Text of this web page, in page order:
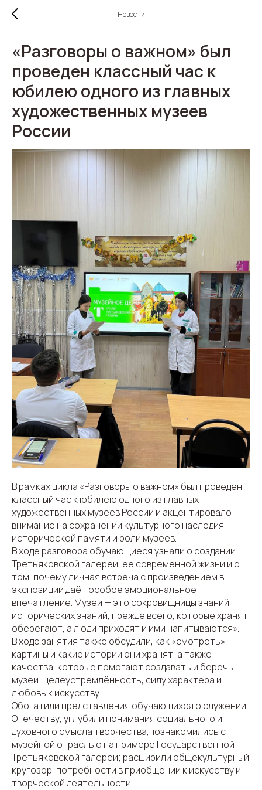
Новости
«Разговоры о важном» был
проведен классный час к
юбилею одного из главных
художественных музеев
России
В рамках цикла «Разговоры о важном» был проведен
классный час к юбилею одного из главных
художественных музеев России и акцентировало
внимание на сохранении культурного наследия,
исторической памяти и роли музеев.
В ходе разговора обучающиеся узнали о создании
Третьяковской галереи, её современной жизни и о
том, почему личная встреча с произведением в
экспозиции даёт особое эмоциональное
впечатление. Музеи — это сокровищницы знаний,
исторических знаний, прежде всего, которые хранят,
оберегают, а люди приходят и ими напитываются».
В ходе занятия также обсудили, как «смотреть»
картины и какие истории они хранят, а также
качества, которые помогают создавать и беречь
музеи: целеустремлённость, силу характера и
любовь к искусству.
Обогатили представления обучающихся о служении
Отечеству, углубили понимания социального и
духовного смысла творчества,познакомились с
музейной отраслью на примере Государственной
Третьяковской галереи; расширили общекультурный
кругозор, потребности в приобщении к искусству и
творческой деятельности.